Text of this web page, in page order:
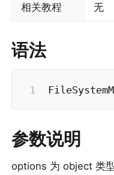
相关教程 无
语法
参数说明
options 为 object 类